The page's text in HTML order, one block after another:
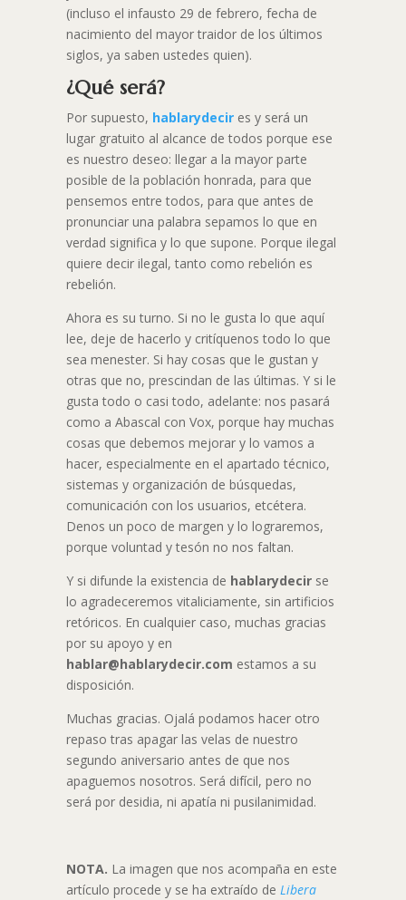
(incluso el infausto 29 de febrero, fecha de
nacimiento del mayor traidor de los últimos
siglos, ya saben ustedes quien).
¿Qué será?
Por supuesto, hablarydecires y será un
lugar gratuito al alcance de todos porque ese
es nuestro deseo: llegar a la mayor parte
posible de la población honrada, para que
pensemos entre todos, para que antes de
pronunciar una palabra sepamos lo que en
verdad significa y lo que supone. Porque ilegal
quiere decir ilegal, tanto como rebelión es
rebelión.
Ahora es su turno. Si no le gusta lo que aquí
lee, deje de hacerlo y critíquenos todo lo que
sea menester. Si hay cosas que le gustan y
otras que no, prescindan de las últimas. Y si le
gusta todo o casi todo, adelante: nos pasará
como a Abascal con Vox, porque hay muchas
cosas que debemos mejorar y lo vamos a
hacer, especialmente en el apartado técnico,
sistemas y organización de búsquedas,
comunicación con los usuarios, etcétera.
Denos un poco de margen y lo lograremos,
porque voluntad y tesón no nos faltan.
Y si difunde la existencia de hablarydecir se
lo agradeceremos vitaliciamente, sin artificios
retóricos. En cualquier caso, muchas gracias
por su apoyo y en
hablar@hablarydecir.com estamos a su
disposición.
Muchas gracias. Ojalá podamos hacer otro
repaso tras apagar las velas de nuestro
segundo aniversario antes de que nos
apaguemos nosotros. Será difícil, pero no
será por desidia, ni apatía ni pusilanimidad.
NOTA. La imagen que nos acompaña en este
artículo procede y se ha extraído de Libera